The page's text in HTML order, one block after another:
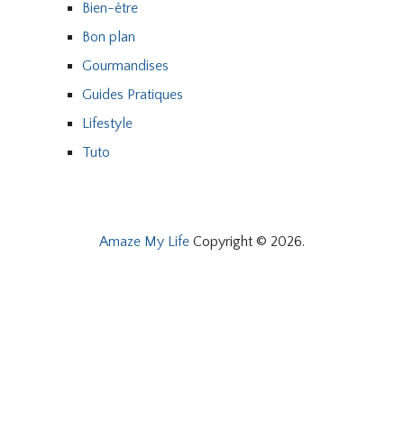
Bien-être
Bon plan
Gourmandises
Guides Pratiques
Lifestyle
Tuto
Amaze My LifeCopyright © 2026.